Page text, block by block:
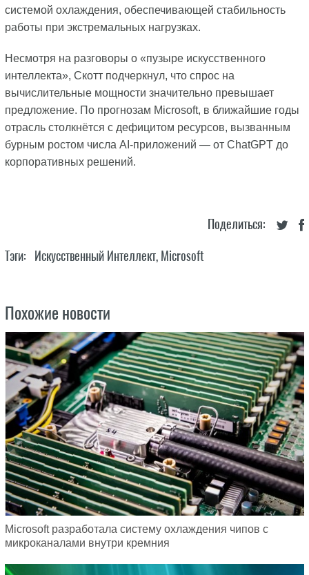
системой охлаждения, обеспечивающей стабильность
работы при экстремальных нагрузках.
Несмотря на разговоры о «пузыре искусственного
интеллекта», Скотт подчеркнул, что спрос на
вычислительные мощности значительно превышает
предложение. По прогнозам Microsoft, в ближайшие годы
отрасль столкнётся с дефицитом ресурсов, вызванным
бурным ростом числа AI-приложений — от ChatGPT до
корпоративных решений.
Поделиться:
Тэги: Искусственный Интеллект, Microsoft
Похожие новости
Microsoft разработала систему охлаждения чипов с
микроканалами внутри кремния